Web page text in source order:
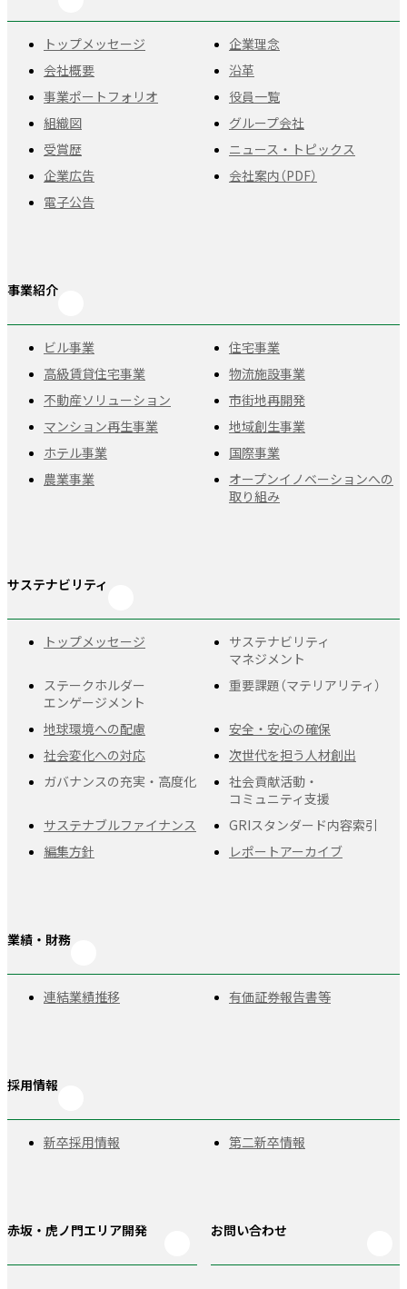
トップメッセージ 企業理念
会社概要 沿革
事業ポートフォリオ 役員一覧
組織図 グループ会社
受賞歴 ニュース・トピックス
企業広告 会社案内（PDF）
電子公告
事業紹介
ビル事業 住宅事業
高級賃貸住宅事業 物流施設事業
不動産ソリューション 市街地再開発
マンション再生事業 地域創生事業
ホテル事業 国際事業
農業事業
オープンイノベーションへの
取り組み
サステナビリティ
トップメッセージ
サステナビリティ
マネジメント
ステークホルダー
エンゲージメント
重要課題 （マテリアリティ）
地球環境への配慮 安全・安心の確保
社会変化への対応 次世代を担う人材創出
ガバナンスの充実・ 高度化
社会貢献活動・
コミュニティ支援
サステナブルファイナンス GRIスタンダード 内容索引
編集方針 レポートアーカイブ
業績・財務
連結業績推移 有価証券報告書等
採用情報
新卒採用情報 第二新卒情報
赤坂・虎ノ門 エリア開発 お問い合わせ